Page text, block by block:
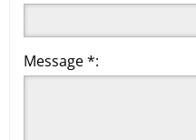
Message *: